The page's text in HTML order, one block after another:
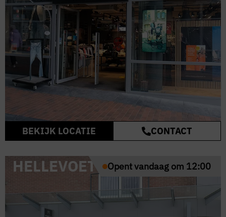
BEKIJK LOCATIE CONTACT
Opent vandaag om 12:00
HELLEVOETSLUIS